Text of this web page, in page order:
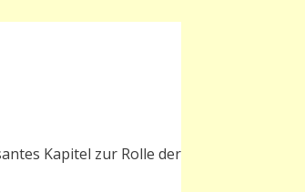
Kapitel zur Rolle der